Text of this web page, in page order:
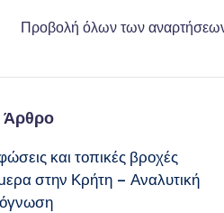
Προβολή όλων των
Άρθρο
και τοπικές βροχές
στην Κρήτη – Αναλυτική